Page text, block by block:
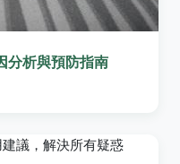
分析與預防指南